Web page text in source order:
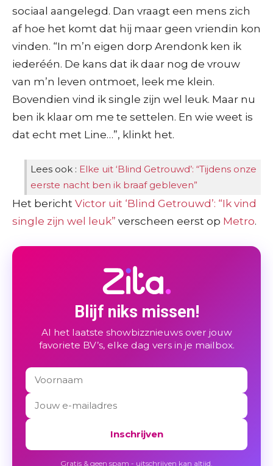
sociaal aangelegd. Dan vraagt een mens zich
af hoe het komt dat hij maar geen vriendin kon
vinden. “In m’n eigen dorp Arendonk ken ik
iederéén. De kans dat ik daar nog de vrouw
van m’n leven ontmoet, leek me klein.
Bovendien vind ik single zijn wel leuk. Maar nu
ben ik klaar om me te settelen. En wie weet is
dat echt met Line…”, klinkt het.
Lees ook : Elke uit ‘Blind Getrouwd’: “Tijdens onze
eerste nacht ben ik braaf gebleven”
Het bericht Victor uit ‘Blind Getrouwd’: “Ik vind
single zijn wel leuk” verscheen eerst op Metro.
Blijf niks missen!
Al het laatste showbizznieuws over jouw
favoriete BV’s, elke dag vers in je mailbox.
Inschrijven
Gratis & geen spam - uitschrijven kan altijd.